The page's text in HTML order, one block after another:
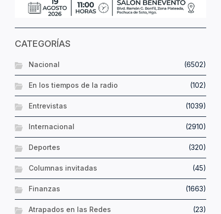
CATEGORÍAS
Nacional (6502)
En los tiempos de la radio (102)
Entrevistas (1039)
Internacional (2910)
Deportes (320)
Columnas invitadas (45)
Finanzas (1663)
Atrapados en las Redes (23)